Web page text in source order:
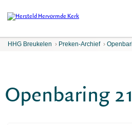
HHG Breukelen › Preken-Archief ›
Openbaring